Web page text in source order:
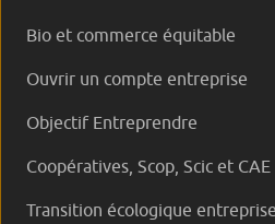
Bio et commerce équitable
Ouvrir un compte entreprise
Objectif Entreprendre
Coopératives, Scop, Scic et CAE
Transition écologique entreprise